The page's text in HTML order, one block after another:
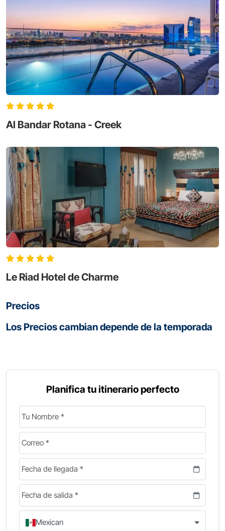
Al Bandar Rotana - Creek
Le Riad Hotel de Charme
Precios
Los Precios cambian depende de la temporada
Planifica tu itinerario perfecto
Mexican